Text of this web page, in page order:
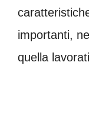
importanti,
quella